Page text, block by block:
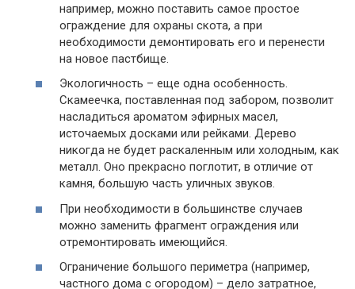
например, можно поставить самое простое
ограждение для охраны скота, а при
необходимости демонтировать его и перенести
на новое пастбище.
Экологичность – еще одна особенность.
Скамеечка, поставленная под забором, позволит
насладиться ароматом эфирных масел,
источаемых досками или рейками. Дерево
никогда не будет раскаленным или холодным, как
металл. Оно прекрасно поглотит, в отличие от
камня, большую часть уличных звуков.
При необходимости в большинстве случаев
можно заменить фрагмент ограждения или
отремонтировать имеющийся.
Ограничение большого периметра (например,
частного дома с огородом) – дело затратное,